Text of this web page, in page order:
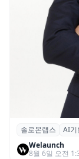
솔로몬랩
절세 전략
솔로몬랩스 AI기
Welaunch
8월 6일 오전